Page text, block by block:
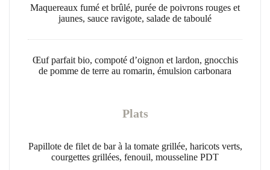
Maquereaux fumé et brûlé, purée de poivrons rouges et
jaunes, sauce ravigote, salade de taboulé
Œuf parfait bio, compoté d’oignon et lardon, gnocchis
de pomme de terre au romarin, émulsion carbonara
Plats
Papillote de filet de bar à la tomate grillée, haricots verts,
courgettes grillées, fenouil, mousseline PDT